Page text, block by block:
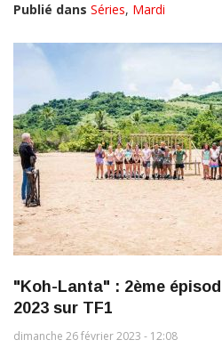
Publié dans Séries, Mardi
"Koh-Lanta" : 2ème
2023 sur TF1
dimanche 26 février 2023 - 12:08